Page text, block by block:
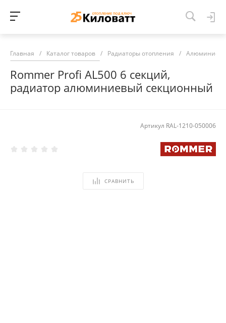
Главная / Каталог товаров / Радиаторы отопления /
Rommer Profi AL500 6 секций,
радиатор алюминиевый секционный
Артикул RAL-1210-050006
СРАВНИТЬ